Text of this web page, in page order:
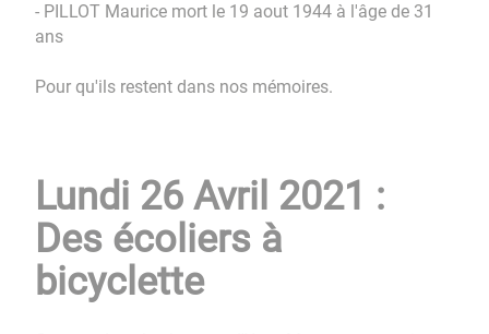
- PILLOT Maurice mort le 19 aout 1944 à l'âge de 31
ans
Pour qu'ils restent dans nos mémoires.
Lundi 26 Avril 2021 :
Des écoliers à
bicyclette